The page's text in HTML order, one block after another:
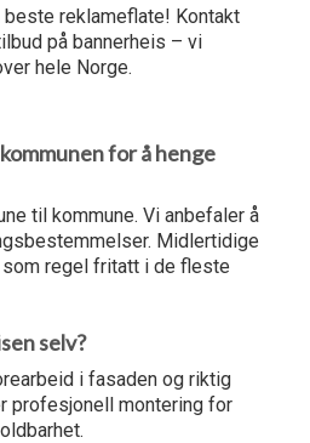
reklameflate! Kontakt
på bannerheis – vi
hele Norge.
for å henge
til kommune. Vi anbefaler å
Midlertidige
som regel fritatt i de fleste
selv?
i fasaden og riktig
profesjonell montering for